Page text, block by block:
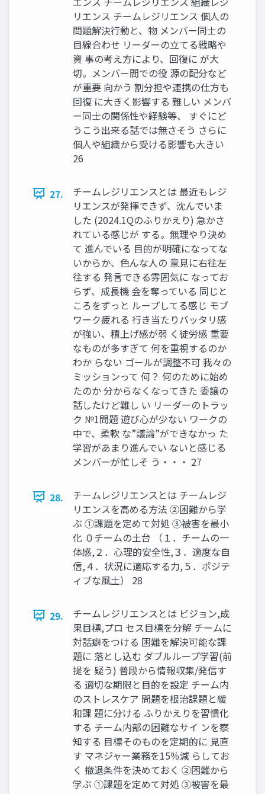
リエンス チームレジリエンス 個人の
問題解決行動と、物 メンバー同士の
目線合わせ リーダーの立てる戦略や
資 事の考え方により、回復に が大
切。メンバー間での役 源の配分など
が重要 向かう 割分担や連携の仕方も
回復 に大きく影響する 難しい メンバ
ー同士の関係性や経験等、 すぐにど
うこう出来る話では無さそう さらに
個人や組織から受ける影響も大きい
26
27.
チームレジリエンスとは 最近もレジ
リエンスが発揮できず、沈んでいま
した (2024.1Qのふりかえり) 急かさ
れている感じが する。無理やり決め
て 進んでいる 目的が明確になってな
いからか、色んな人の 意見に右往左
往する 発言できる雰囲気に なってお
らず、成長機 会を奪っている 同じと
ころをずっと ループしてる感じ モブ
ワーク疲れる 行き当たりバッタリ感
が強い、積上げ感が弱 く徒労感 重要
なものが多すぎて 何を重視するのか
わか らない ゴールが調整不可 我々の
ミッションって 何？ 何のために始め
たのか 分からなくなってきた 委譲の
話したけど難し い リーダーのトラッ
ク №1問題 遊び心が少ない ワークの
中で、柔軟 な”議論”ができなかっ た
学習があまり進んでい ないと感じる
メンバーが忙しそ う・・・ 27
28.
チームレジリエンスとは チームレジ
リエンスを高める方法 ②困難から学
ぶ ①課題を定めて対処 ③被害を最小
化 ０チームの土台 （１．チームの一
体感,２．心理的安全性,３．適度な自
信,４．状況に適応する力,５．ポジテ
ィブな風土） 28
29.
チームレジリエンスとは ビジョン,成
果目標,プロ セス目標を分解 チームに
対話癖をつける 困難を解決可能な課
題に 落とし込む ダブルループ学習(前
提を 疑う) 普段から情報収集/発信す
る 適切な期限と目的を設定 チーム内
のストレスケア 問題を根治課題と緩
和課 題に分ける ふりかえりを習慣化
する チーム内部の困難なサイ ンを察
知する 目標そのものを定期的に 見直
す マネジャー業務を15％減 らしてお
く 撤退条件を決めておく ②困難から
学ぶ ①課題を定めて対処 ③被害を最